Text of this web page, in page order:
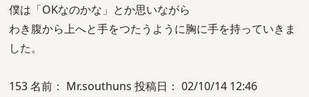
僕は「OKなのかな」とか思いながら
わき腹から上へと手をつたうように胸に手を持っていきま
した。
153 名前： Mr.southuns 投稿日： 02/10/14 12:46